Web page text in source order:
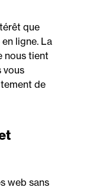
que
ligne. La
nous tient
vous
de
web sans